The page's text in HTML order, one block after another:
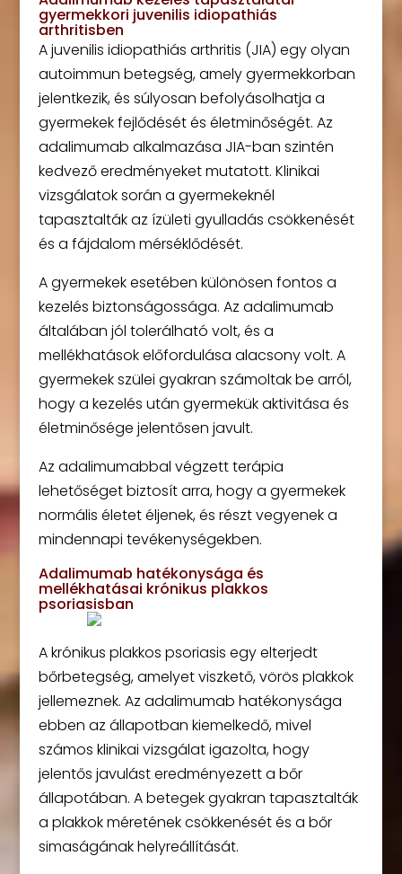
gyermekkori juvenilis idiopathiás
arthritisben
A juvenilis idiopathiás arthritis (JIA) egy olyan
autoimmun betegség, amely gyermekkorban
jelentkezik, és súlyosan befolyásolhatja a
gyermekek fejlődését és életminőségét. Az
adalimumab alkalmazása JIA-ban szintén
kedvező eredményeket mutatott. Klinikai
vizsgálatok során a gyermekeknél
tapasztalták az ízületi gyulladás csökkenését
és a fájdalom mérséklődését.
A gyermekek esetében különösen fontos a
kezelés biztonságossága. Az adalimumab
általában jól tolerálható volt, és a
mellékhatások előfordulása alacsony volt. A
gyermekek szülei gyakran számoltak be arról,
hogy a kezelés után gyermekük aktivitása és
életminősége jelentősen javult.
Az adalimumabbal végzett terápia
lehetőséget biztosít arra, hogy a gyermekek
normális életet éljenek, és részt vegyenek a
mindennapi tevékenységekben.
Adalimumab hatékonysága és
mellékhatásai krónikus plakkos
psoriasisban
A krónikus plakkos psoriasis egy elterjedt
bőrbetegség, amelyet viszkető, vörös plakkok
jellemeznek. Az adalimumab hatékonysága
ebben az állapotban kiemelkedő, mivel
számos klinikai vizsgálat igazolta, hogy
jelentős javulást eredményezett a bőr
állapotában. A betegek gyakran tapasztalták
a plakkok méretének csökkenését és a bőr
simaságának helyreállítását.